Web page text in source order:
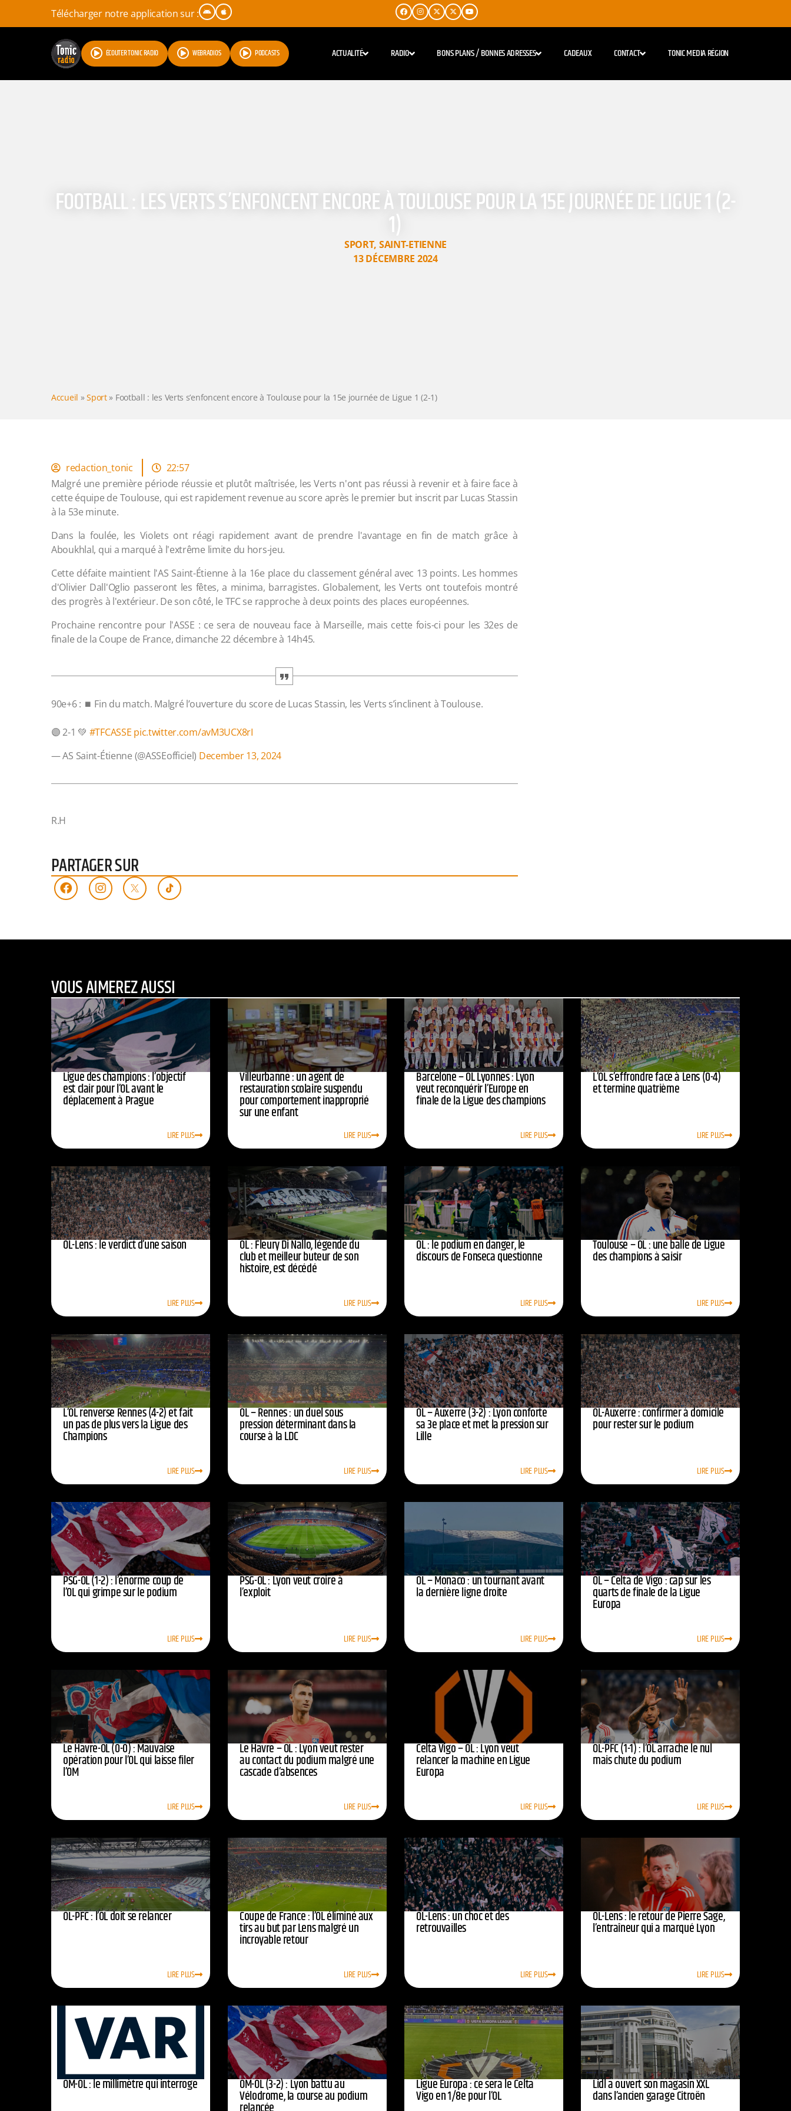
Télécharger notre application sur :
ÉCOUTER TONIC RADIO WEBRADIOS PODCASTS ACTUALITÉ RADIO BONS PLANS / BONNES ADRESSES CADEAUX CONTACT TONIC MEDIA RÉGION
FOOTBALL : LES VERTS S’ENFONCENT ENCORE À TOULOUSE POUR LA 15E JOURNÉE DE LIGUE 1 (2-
1)
SPORT, SAINT-ETIENNE
13 DÉCEMBRE 2024
Accueil »Sport» Football : les Verts s’enfoncent encore à Toulouse pour la 15e journée de Ligue 1 (2-1)
redaction_tonic
22:57
Malgré une première période réussie et plutôt maîtrisée, les Verts n'ont pas réussi à revenir et à faire face à
cette équipe de Toulouse, qui est rapidement revenue au score après le premier but inscrit par Lucas Stassin
à la 53e minute.
Dans la foulée, les Violets ont réagi rapidement avant de prendre l'avantage en fin de match grâce à
Aboukhlal, qui a marqué à l'extrême limite du hors-jeu.
Cette défaite maintient l'AS Saint-Étienne à la 16e place du classement général avec 13 points. Les hommes
d'Olivier Dall'Oglio passeront les fêtes, a minima, barragistes. Globalement, les Verts ont toutefois montré
des progrès à l'extérieur. De son côté, le TFC se rapproche à deux points des places européennes.
Prochaine rencontre pour l'ASSE : ce sera de nouveau face à Marseille, mais cette fois-ci pour les 32es de
finale de la Coupe de France, dimanche 22 décembre à 14h45.
90e+6 : ⏹️ Fin du match. Malgré l’ouverture du score de Lucas Stassin, les Verts s’inclinent à Toulouse.
🟣 2-1 💚 #TFCASSE pic.twitter.com/avM3UCX8rI
— AS Saint-Étienne (@ASSEofficiel) December 13, 2024
R.H
PARTAGER SUR
VOUS AIMEREZ AUSSI
Ligue des champions : l’objectif
est clair pour l’OL avant le
déplacement à Prague
LIRE PLUS
Villeurbanne : un agent de
restauration scolaire suspendu
pour comportement inapproprié
sur une enfant
LIRE PLUS
Barcelone – OL Lyonnes : Lyon
veut reconquérir l’Europe en
finale de la Ligue des champions
LIRE PLUS
L’OL s’effrondre face à Lens (0-4)
et termine quatrième
LIRE PLUS
OL-Lens : le verdict d’une saison
LIRE PLUS
OL : Fleury Di Nallo, légende du
club et meilleur buteur de son
histoire, est décédé
LIRE PLUS
OL : le podium en danger, le
discours de Fonseca questionne
LIRE PLUS
Toulouse – OL : une balle de Ligue
des champions à saisir
LIRE PLUS
L’OL renverse Rennes (4-2) et fait
un pas de plus vers la Ligue des
Champions
LIRE PLUS
OL – Rennes : un duel sous
pression déterminant dans la
course à la LDC
LIRE PLUS
OL – Auxerre (3-2) : Lyon conforte
sa 3e place et met la pression sur
Lille
LIRE PLUS
OL-Auxerre : confirmer à domicile
pour rester sur le podium
LIRE PLUS
PSG-OL (1-2) : l’énorme coup de
l’OL qui grimpe sur le podium
LIRE PLUS
PSG-OL : Lyon veut croire à
l’exploit
LIRE PLUS
OL – Monaco : un tournant avant
la dernière ligne droite
LIRE PLUS
OL – Celta de Vigo : cap sur les
quarts de finale de la Ligue
Europa
LIRE PLUS
Le Havre-OL (0-0) : Mauvaise
opération pour l’OL qui laisse filer
l’OM
LIRE PLUS
Le Havre – OL : Lyon veut rester
au contact du podium malgré une
cascade d’absences
LIRE PLUS
Celta Vigo – OL : Lyon veut
relancer la machine en Ligue
Europa
LIRE PLUS
OL-PFC (1-1) : l’OL arrache le nul
mais chute du podium
LIRE PLUS
OL-PFC : l’OL doit se relancer
LIRE PLUS
Coupe de France : l’OL éliminé aux
tirs au but par Lens malgré un
incroyable retour
LIRE PLUS
OL-Lens : un choc et des
retrouvailles
LIRE PLUS
OL-Lens : le retour de Pierre Sage,
l’entraîneur qui a marqué Lyon
LIRE PLUS
OM-OL : le millimètre qui interroge OM-OL (3-2) : Lyon battu au
Vélodrome, la course au podium
Ligue Europa : ce sera le Celta
Vigo en 1/8e pour l’OL
Lidl a ouvert son magasin XXL
dans l’ancien garage Citroën